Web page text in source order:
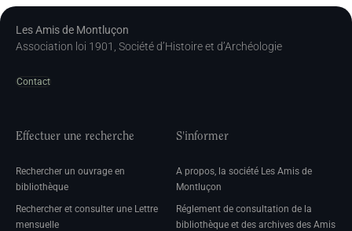
Les Amis de Montluçon
Association loi 1901, Société d’Histoire et d’Archéologie
Contact
Effectuer une recherche
Rechercher un ouvrage en
bibliothèque
Rechercher et consulter une Lettre
mensuelle
S'informer
A propos, la société Les Amis de
Montluçon
Réglement de consultation de la
bibliothèque et des archives des Amis